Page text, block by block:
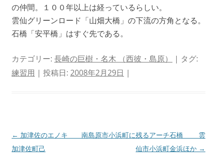
の仲間。１００年以上は経っているらしい。
雲仙グリーンロード「山畑大橋」の下流の方角となる。
石橋「安平橋」はすぐ先である。
カテゴリー: 長崎の巨樹・名木 （西彼・島原）
| タグ:
練習用 | 投稿日: 2008年2月29日 |
投
稿
← 加津佐のエノキ 南島原市
加津佐町己
小浜町に残るアーチ石橋 雲
仙市小浜町金浜ほか →